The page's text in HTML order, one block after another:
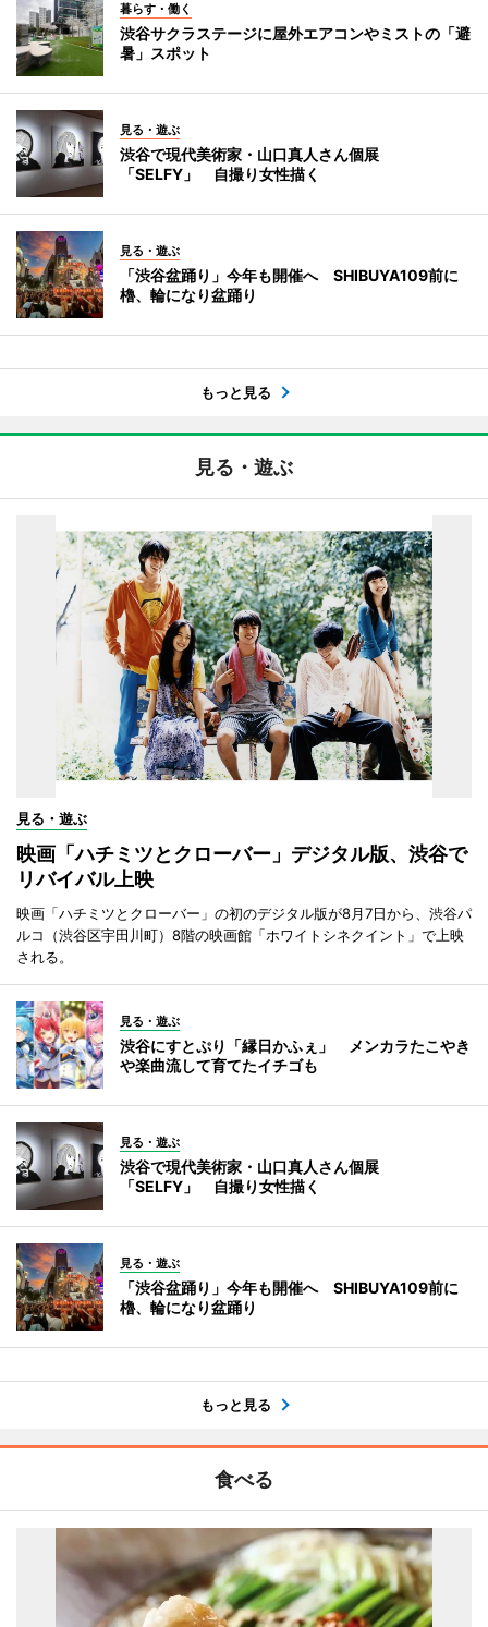
暮らす・働く
渋谷サクラステージに屋外エアコンやミストの「避
暑」スポット
見る・遊ぶ
渋谷で現代美術家・山口真人さん個展
「SELFY」 自撮り女性描く
見る・遊ぶ
「渋谷盆踊り」今年も開催へ SHIBUYA109前に
櫓、輪になり盆踊り
もっと見る
見る・遊ぶ
見る・遊ぶ
映画「ハチミツとクローバー」デジタル版、渋谷で
リバイバル上映
映画「ハチミツとクローバー」の初のデジタル版が8月7日から、渋谷パ
ルコ（渋谷区宇田川町）8階の映画館「ホワイトシネクイント」で上映
される。
見る・遊ぶ
渋谷にすとぷり「縁日かふぇ」 メンカラたこやき
や楽曲流して育てたイチゴも
見る・遊ぶ
渋谷で現代美術家・山口真人さん個展
「SELFY」 自撮り女性描く
見る・遊ぶ
「渋谷盆踊り」今年も開催へ SHIBUYA109前に
櫓、輪になり盆踊り
もっと見る
食べる